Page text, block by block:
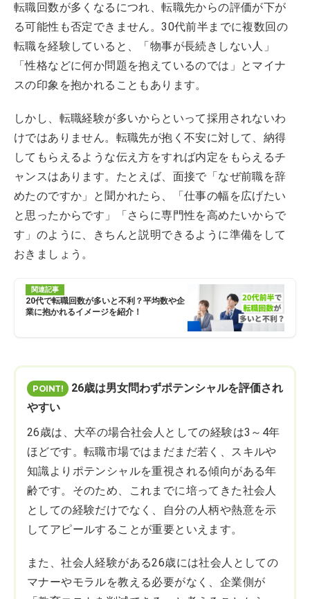
転職回数が多くなるにつれ、転職先からの評価が下が
る可能性も否定できません。30代前半までに複数回の
転職を経験していると、「物事が長続きしない人」
「性格などに何か問題を抱えているのでは」とマイナ
スの印象を抱かれることもあります。
しかし、転職経験が多いからといって採用されないわ
けではありません。転職先が抱く不安に対して、納得
してもらえるような伝え方をすれば内定をもらえるチ
ャンスはあります。たとえば、面接で「なぜ前職を辞
めたのですか」と聞かれたら、「仕事の幅を広げたい
と思ったからです」「さらに専門性を高めたいからで
す」のように、きちんと説明できるように準備をして
おきましょう。
関連記事
20代で転職回数が多いと不利？平均数や企
業に抱かれるイメージを紹介！
26歳は男女問わずポテンシャルを評価され
やすい
26歳は、大卒の場合社会人としての経験は3～4年
ほどです。転職市場ではまだまだ若く、スキルや
知識よりポテンシャルを重視される傾向がある年
齢です。そのため、これまでに培ってきた社会人
としての経験だけでなく、自分の人柄や熱意を示
してアピールすることが重要といえます。
また、社会人経験がある26歳には社会人としての
マナーやモラルを教える必要がなく、企業側が